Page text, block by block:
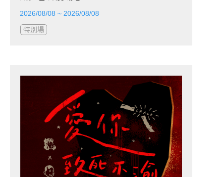
2026/08/08 ~ 2026/08/08
特別場